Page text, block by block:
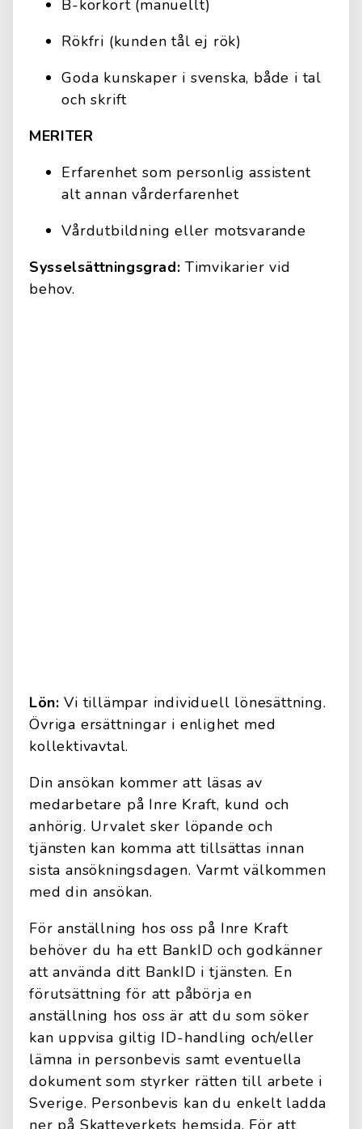
B-körkort (manuellt)
Rökfri (kunden tål ej rök)
Goda kunskaper i svenska, både i tal
och skrift
MERITER
Erfarenhet som personlig assistent
alt annan vårderfarenhet
Vårdutbildning eller motsvarande
Sysselsättningsgrad: Timvikarier vid
behov.
Lön:Vi tillämpar individuell lönesättning.
Övriga ersättningar i enlighet med
kollektivavtal.
Din ansökan kommer att läsas av
medarbetare på Inre Kraft, kund och
anhörig. Urvalet sker löpande och
tjänsten kan komma att tillsättas innan
sista ansökningsdagen. Varmt välkommen
med din ansökan.
För anställning hos oss på Inre Kraft
behöver du ha ett BankID och godkänner
att använda ditt BankID i tjänsten. En
förutsättning för att påbörja en
anställning hos oss är att du som söker
kan uppvisa giltig ID-handling och/eller
lämna in personbevis samt eventuella
dokument som styrker rätten till arbete i
Sverige. Personbevis kan du enkelt ladda
ner på Skatteverkets hemsida. För att